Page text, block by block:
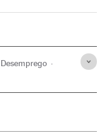
Facebook
Desemprego